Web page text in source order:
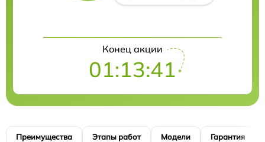
Конец акции
01:13:40
Преимущества Этапы работ Модели Гарантия